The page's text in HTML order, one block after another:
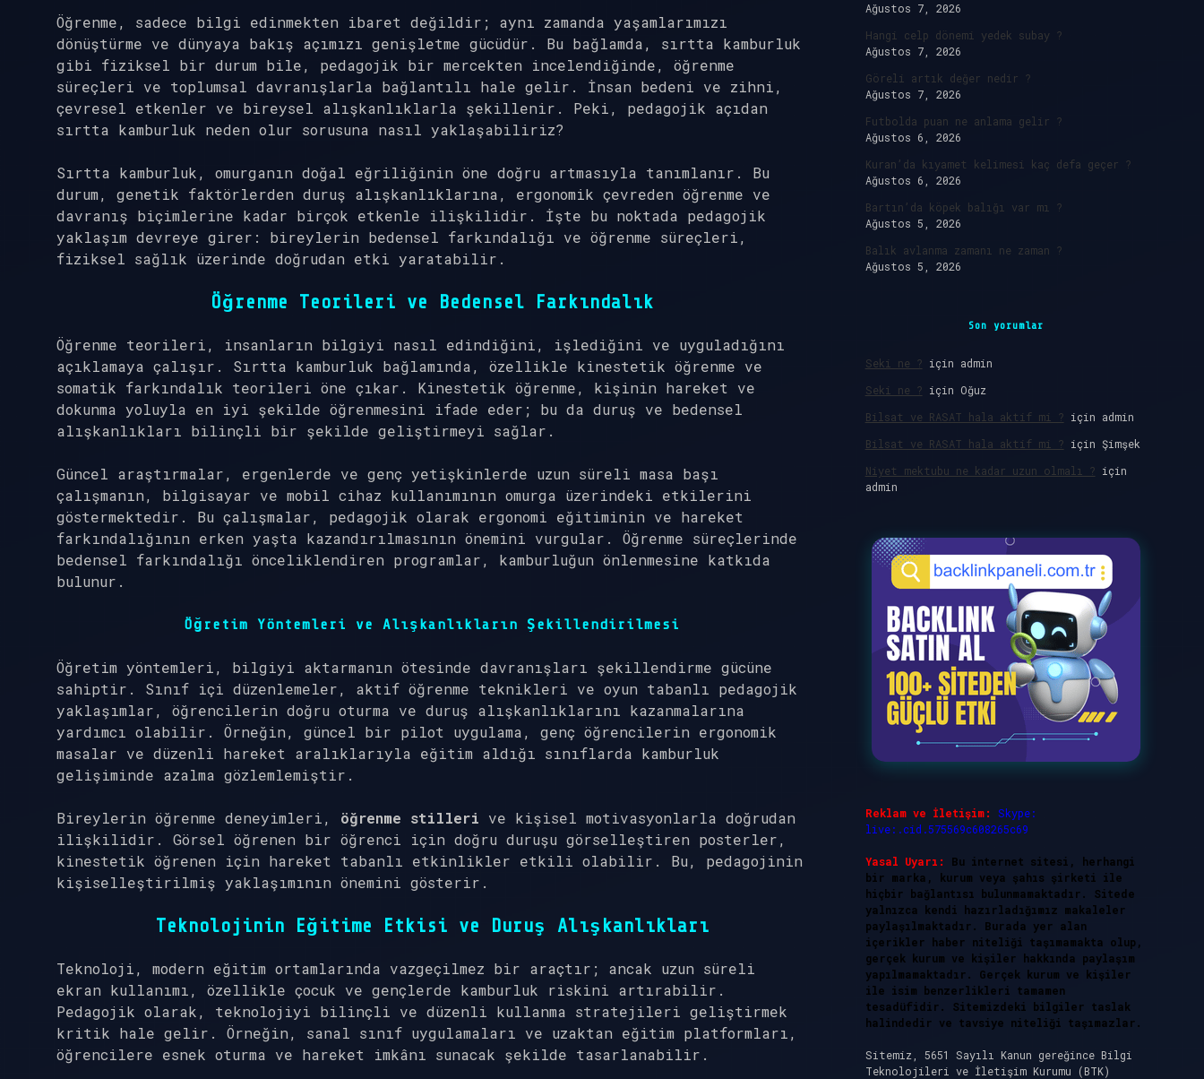
Öğrenme, sadece bilgi edinmekten ibaret değildir; aynı zamanda yaşamlarımızı
dönüştürme ve dünyaya bakış açımızı genişletme gücüdür. Bu bağlamda, sırtta kamburluk
gibi fiziksel bir durum bile, pedagojik bir mercekten incelendiğinde, öğrenme
süreçleri ve toplumsal davranışlarla bağlantılı hale gelir. İnsan bedeni ve zihni,
çevresel etkenler ve bireysel alışkanlıklarla şekillenir. Peki, pedagojik açıdan
sırtta kamburluk neden olur sorusuna nasıl yaklaşabiliriz?
Sırtta kamburluk, omurganın doğal eğriliğinin öne doğru artmasıyla tanımlanır. Bu
durum, genetik faktörlerden duruş alışkanlıklarına, ergonomik çevreden öğrenme ve
davranış biçimlerine kadar birçok etkenle ilişkilidir. İşte bu noktada pedagojik
yaklaşım devreye girer: bireylerin bedensel farkındalığı ve öğrenme süreçleri,
fiziksel sağlık üzerinde doğrudan etki yaratabilir.
Öğrenme Teorileri ve Bedensel Farkındalık
Öğrenme teorileri, insanların bilgiyi nasıl edindiğini, işlediğini ve uyguladığını
açıklamaya çalışır. Sırtta kamburluk bağlamında, özellikle kinestetik öğrenme ve
somatik farkındalık teorileri öne çıkar. Kinestetik öğrenme, kişinin hareket ve
dokunma yoluyla en iyi şekilde öğrenmesini ifade eder; bu da duruş ve bedensel
alışkanlıkları bilinçli bir şekilde geliştirmeyi sağlar.
Güncel araştırmalar, ergenlerde ve genç yetişkinlerde uzun süreli masa başı
çalışmanın, bilgisayar ve mobil cihaz kullanımının omurga üzerindeki etkilerini
göstermektedir. Bu çalışmalar, pedagojik olarak ergonomi eğitiminin ve hareket
farkındalığının erken yaşta kazandırılmasının önemini vurgular. Öğrenme süreçlerinde
bedensel farkındalığı önceliklendiren programlar, kamburluğun önlenmesine katkıda
bulunur.
Öğretim Yöntemleri ve Alışkanlıkların Şekillendirilmesi
Öğretim yöntemleri, bilgiyi aktarmanın ötesinde davranışları şekillendirme gücüne
sahiptir. Sınıf içi düzenlemeler, aktif öğrenme teknikleri ve oyun tabanlı pedagojik
yaklaşımlar, öğrencilerin doğru oturma ve duruş alışkanlıklarını kazanmalarına
yardımcı olabilir. Örneğin, güncel bir pilot uygulama, genç öğrencilerin ergonomik
masalar ve düzenli hareket aralıklarıyla eğitim aldığı sınıflarda kamburluk
gelişiminde azalma gözlemlemiştir.
Bireylerin öğrenme deneyimleri, öğrenme stilleri ve kişisel motivasyonlarla doğrudan
ilişkilidir. Görsel öğrenen bir öğrenci için doğru duruşu görselleştiren posterler,
kinestetik öğrenen için hareket tabanlı etkinlikler etkili olabilir. Bu, pedagojinin
kişiselleştirilmiş yaklaşımının önemini gösterir.
Teknolojinin Eğitime Etkisi ve Duruş Alışkanlıkları
Teknoloji, modern eğitim ortamlarında vazgeçilmez bir araçtır; ancak uzun süreli
ekran kullanımı, özellikle çocuk ve gençlerde kamburluk riskini artırabilir.
Pedagojik olarak, teknolojiyi bilinçli ve düzenli kullanma stratejileri geliştirmek
kritik hale gelir. Örneğin, sanal sınıf uygulamaları ve uzaktan eğitim platformları,
öğrencilere esnek oturma ve hareket imkânı sunacak şekilde tasarlanabilir.
Ağustos 7, 2026
Hangi celp dönemi yedek subay ?
Ağustos 7, 2026
Göreli artık değer nedir ?
Ağustos 7, 2026
Futbolda puan ne anlama gelir ?
Ağustos 6, 2026
Kuran’da kıyamet kelimesi kaç defa geçer ?
Ağustos 6, 2026
Bartın’da köpek balığı var mı ?
Ağustos 5, 2026
Balık avlanma zamanı ne zaman ?
Ağustos 5, 2026
Son yorumlar
Seki ne ? için admin
Seki ne ? için Oğuz
Bilsat ve RASAT hala aktif mi ? için admin
Bilsat ve RASAT hala aktif mi ? için Şimşek
Niyet mektubu ne kadar uzun olmalı ? için
admin
Reklam ve İletişim:
Skype:
live:.cid.575569c608265c69
Yasal Uyarı:
Bu internet sitesi, herhangi
bir marka, kurum veya şahıs şirketi ile
hiçbir bağlantısı bulunmamaktadır. Sitede
yalnızca kendi hazırladığımız makaleler
paylaşılmaktadır. Burada yer alan
içerikler haber niteliği taşımamakta olup,
gerçek kurum ve kişiler hakkında paylaşım
yapılmamaktadır. Gerçek kurum ve kişiler
ile isim benzerlikleri tamamen
tesadüfidir. Sitemizdeki bilgiler taslak
halindedir ve tavsiye niteliği taşımazlar.
Sitemiz, 5651 Sayılı Kanun gereğince Bilgi
Teknolojileri ve İletişim Kurumu (BTK)